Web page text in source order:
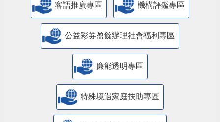
客語推廣專區 機構評鑑專區
公益彩券盈餘辦理社會福利專區
廉能透明專區
特殊境遇家庭扶助專區